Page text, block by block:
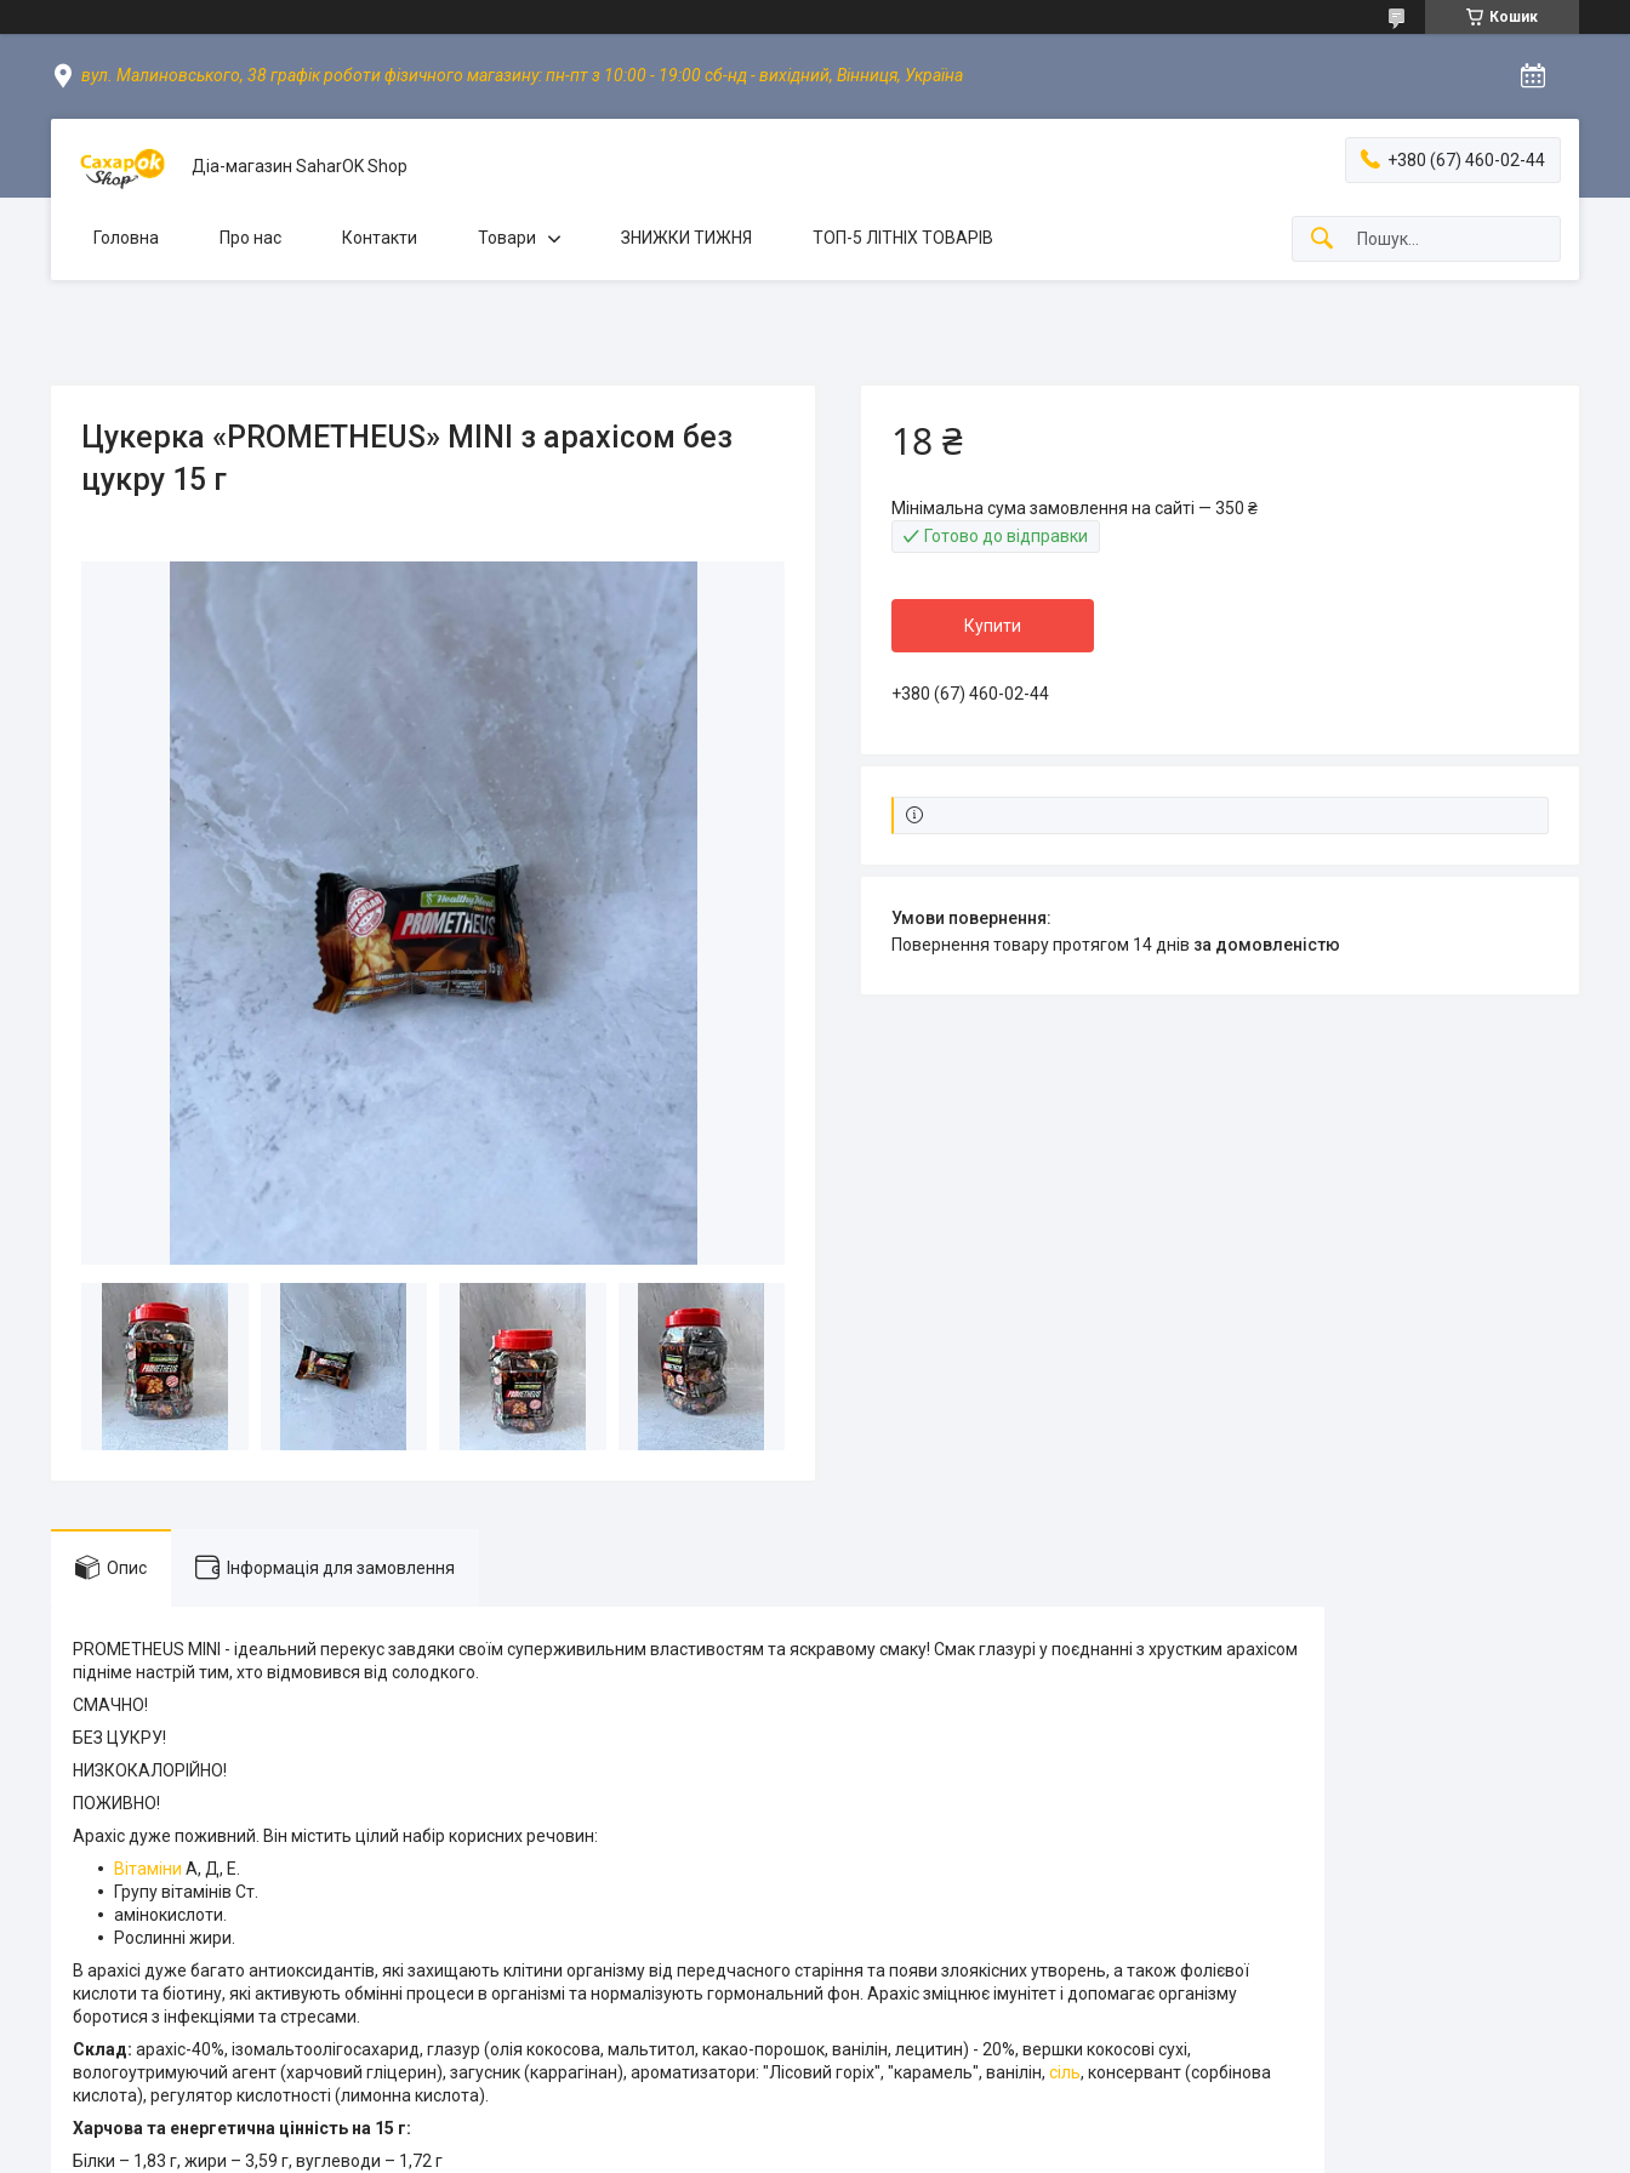
Кошик
вул. Малиновського, 38 графік роботи фізичного магазину: пн-пт з 10:00 - 19:00 сб-нд - вихідний, Вінниця, Україна
Діа-магазин SaharOK Shop +380 (67) 460-02-44
Головна Про нас Контакти Товари ЗНИЖКИ ТИЖНЯ ТОП-5 ЛІТНІХ ТОВАРІВ
Цукерка «PROMETHEUS» MINI з арахісом без
цукру 15 г
18 ₴
Мінімальна сума замовлення на сайті — 350 ₴
Готово до відправки
Купити
+380 (67) 460-02-44
повернення товару протягом 14 днів за домовленістю
Опис Інформація для замовлення
PROMETHEUS MINI - ідеальний перекус завдяки своїм суперживильним властивостям та яскравому смаку! Смак глазурі у поєднанні з хрустким арахісом
підніме настрій тим, хто відмовився від солодкого.
СМАЧНО!
БЕЗ ЦУКРУ!
НИЗКОКАЛОРІЙНО!
ПОЖИВНО!
Арахіс дуже поживний. Він містить цілий набір корисних речовин:
Вітаміни А, Д, Е.
Групу вітамінів Ст.
амінокислоти.
Рослинні жири.
В арахісі дуже багато антиоксидантів, які захищають клітини організму від передчасного старіння та появи злоякісних утворень, а також фолієвої
кислоти та біотину, які активують обмінні процеси в організмі та нормалізують гормональний фон. Арахіс зміцнює імунітет і допомагає організму
боротися з інфекціями та стресами.
Склад: арахіс-40%, ізомальтоолігосахарид, глазур (олія кокосова, мальтитол, какао-порошок, ванілін, лецитин) - 20%, вершки кокосові сухі,
вологоутримуючий агент (харчовий гліцерин), загусник (каррагінан), ароматизатори: "Лісовий горіх", "карамель", ванілін, сіль, консервант (сорбінова
кислота), регулятор кислотності (лимонна кислота).
Харчова та енергетична цінність на 15 г:
Білки – 1,83 г, жири – 3,59 г, вуглеводи – 1,72 г